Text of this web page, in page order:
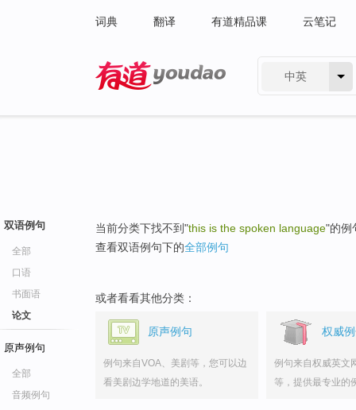
词典 翻译 有道精品课 云笔记
中英
双语例句
全部
口语
书面语
论文
原声例句
全部
音频例句
当前分类下找不到"this is the spoken language"的例
查看双语例句下的全部例句
或者看看其他分类：
原声例句
例句来自VOA、美剧等，您可以边
看美剧边学地道的美语。
权威
例句来自权威英文
等，提供最专业的